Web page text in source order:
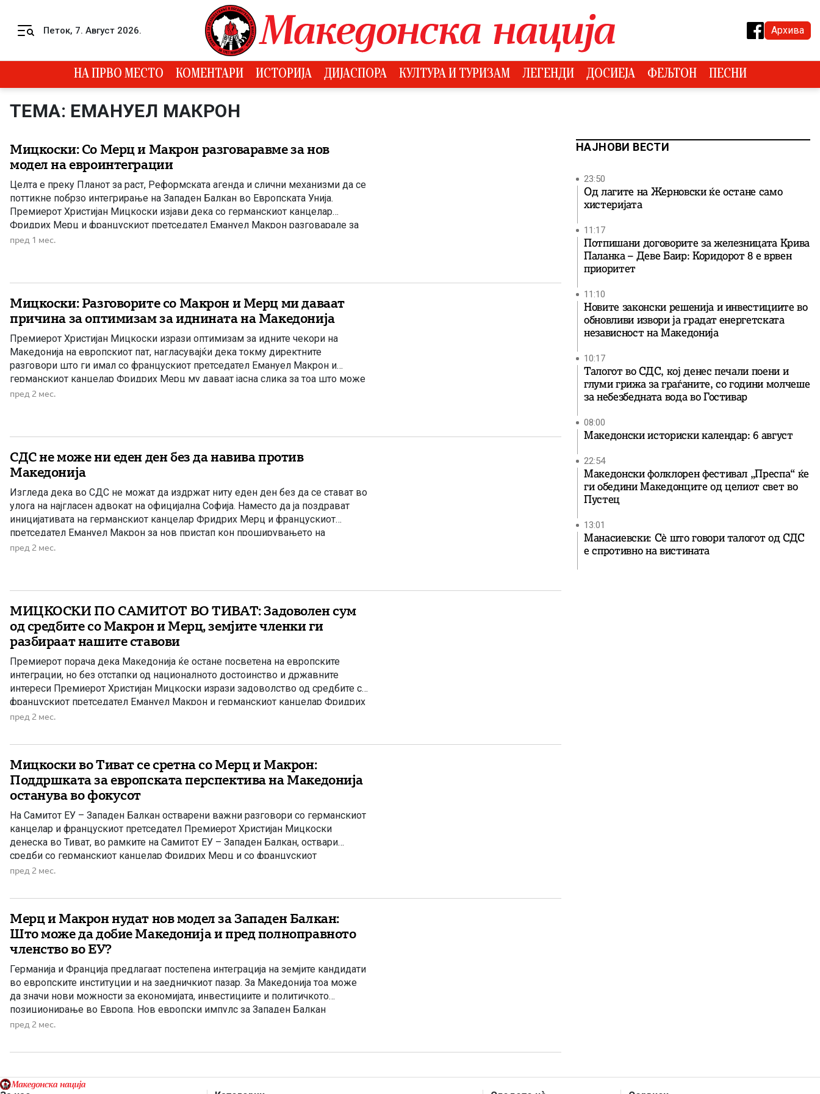
Петок, 7. Август 2026. Архива
НА ПРВО МЕСТО КОМЕНТАРИ ИСТОРИЈА ДИЈАСПОРА КУЛТУРА И ТУРИЗАМ ЛЕГЕНДИ ДОСИЕЈА ФЕЉТОН ПЕСНИ
ТЕМА: ЕМАНУЕЛ МАКРОН
Мицкоски: Со Мерц и Макрон разговаравме за нов
модел на евроинтеграции
Целта е преку Планот за раст, Реформската агенда и слични механизми да се
поттикне побрзо интегрирање на Западен Балкан во Европската Унија.
Премиерот Христијан Мицкоски изјави дека со германскиот канцелар
Фридрих Мерц и францускиот претседател Емануел Макрон разговарале за
нов модел на интеграција на земјите од Западен Балкан во Европската Унија.
пред 1 мес.
Мицкоски: Разговорите со Макрон и Мерц ми даваат
причина за оптимизам за иднината на Македонија
Премиерот Христијан Мицкоски изрази оптимизам за идните чекори на
Македонија на европскиот пат, нагласувајќи дека токму директните
разговори што ги имал со францускиот претседател Емануел Макрон и
германскиот канцелар Фридрих Мерц му даваат јасна слика за тоа што може
да се очекува во наредниот период. По завршувањето на Самитот ЕУ –
пред 2 мес.
СДС не може ни еден ден без да навива против
Македонија
Изгледа дека во СДС не можат да издржат ниту еден ден без да се стават во
улога на најгласен адвокат на официјална Софија. Наместо да ја поздрават
иницијативата на германскиот канцелар Фридрих Мерц и францускиот
претседател Емануел Макрон за нов пристап кон проширувањето на
Европската Унија, од СДС побрзаа да ја релативизираат и да ја […]
пред 2 мес.
МИЦКОСКИ ПО САМИТОТ ВО ТИВАТ: Задоволен сум
од средбите со Макрон и Мерц, земјите членки ги
разбираат нашите ставови
Премиерот порача дека Македонија ќе остане посветена на европските
интеграции, но без отстапки од националното достоинство и државните
интереси Премиерот Христијан Мицкоски изрази задоволство од средбите со
францускиот претседател Емануел Макрон и германскиот канцелар Фридрих
Мерц, одржани во рамките на Самитот ЕУ – Западен Балкан во Тиват,
[…]
пред 2 мес.
Мицкоски во Тиват се сретна со Мерц и Макрон:
Поддршката за европската перспектива на Македонија
останува во фокусот
На Самитот ЕУ – Западен Балкан остварени важни разговори со германскиот
канцелар и францускиот претседател Премиерот Христијан Мицкоски
денеска во Тиват, во рамките на Самитот ЕУ – Западен Балкан, оствари
средби со германскиот канцелар Фридрих Мерц и со францускиот
претседател Емануел Макрон, при што во фокусот на разговорите беа
пред 2 мес.
Мерц и Макрон нудат нов модел за Западен Балкан:
Што може да добие Македонија и пред полноправното
членство во ЕУ?
Германија и Франција предлагаат постепена интеграција на земјите кандидати
во европските институции и на заедничкиот пазар. За Македонија тоа може
да значи нови можности за економијата, инвестициите и политичкото
позиционирање во Европа. Нов европски импулс за Западен Балкан
Германија и Франција, како две од највлијателните држави во Европската
пред 2 мес.
НАЈНОВИ ВЕСТИ
23:50
Од лагите на Жерновски ќе остане само
хистеријата
11:17
Потпишани договорите за железницата Крива
Паланка – Деве Баир: Коридорот 8 е врвен
приоритет
11:10
Новите законски решенија и инвестициите во
обновливи извори ја градат енергетската
независност на Македонија
10:17
Талогот во СДС, кој денес печали поени и
глуми грижа за граѓаните, со години молчеше
за небезбедната вода во Гостивар
08:00
Македонски историски календар: 6 август
22:54
Македонски фолклорен фестивал „Преспа“ ќе
ги обедини Македонците од целиот свет во
Пустец
13:01
Манасиевски: Сè што говори талогот од СДС
е спротивно на вистината